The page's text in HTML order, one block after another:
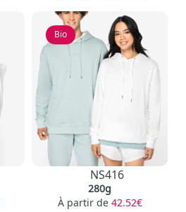
Bio
NS416
280g
À partir de 42.52€